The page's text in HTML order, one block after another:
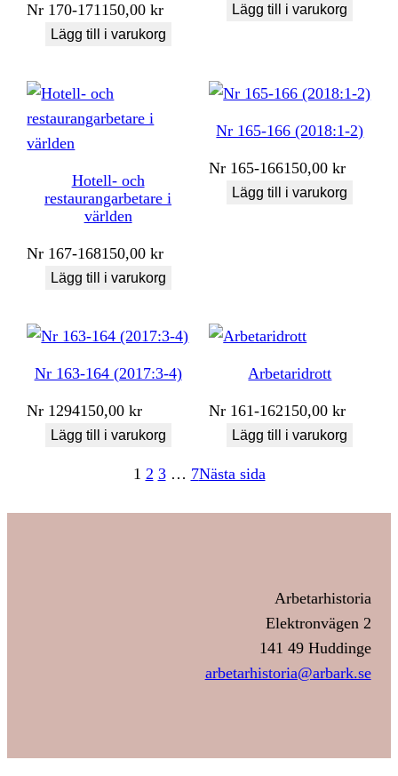
Nr 170-171150,00kr
Lägg till i varukorg
Lägg till i varukorg
Hotell- och
restaurangarbetare i
världen
Nr 167-168150,00kr
Lägg till i varukorg
Nr 165-166 (2018:1-2)
Nr 165-166150,00kr
Lägg till i varukorg
Nr 163-164 (2017:3-4)
Nr 1294150,00kr
Lägg till i varukorg
Arbetaridrott
Nr 161-162150,00kr
Lägg till i varukorg
1 2 3 … 7Nästa sida
Arbetarhistoria
Elektronvägen 2
141 49 Huddinge
arbetarhistoria@arbark.se